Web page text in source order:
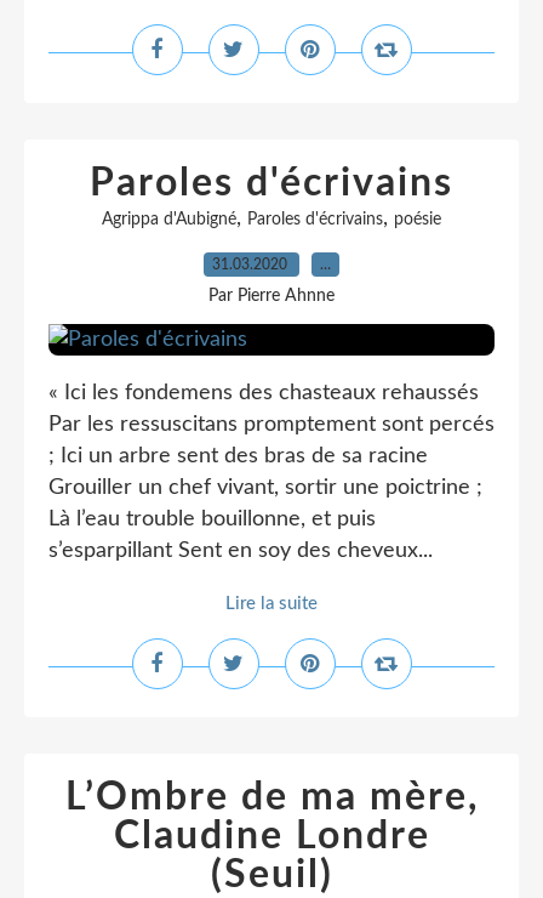
Paroles d'écrivains
Agrippa d'Aubigné, Paroles d'écrivains, poésie
31.03.2020 …
Par Pierre Ahnne
« Ici les fondemens des chasteaux rehaussés
Par les ressuscitans promptement sont percés
; Ici un arbre sent des bras de sa racine
Grouiller un chef vivant, sortir une poictrine ;
Là l’eau trouble bouillonne, et puis
s’esparpillant Sent en soy des cheveux...
Lire la suite
L’Ombre de ma mère,
Claudine Londre
(Seuil)